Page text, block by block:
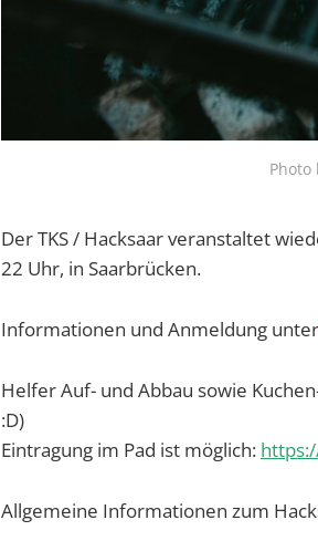
Photo
Der TKS / Hacksaar veranstaltet
22 Uhr, in Saarbrücken.
Informationen und Anmeldung unter
Helfer Auf- und Abbau sowie
:D)
Eintragung im Pad ist möglich:
Allgemeine Informationen zum